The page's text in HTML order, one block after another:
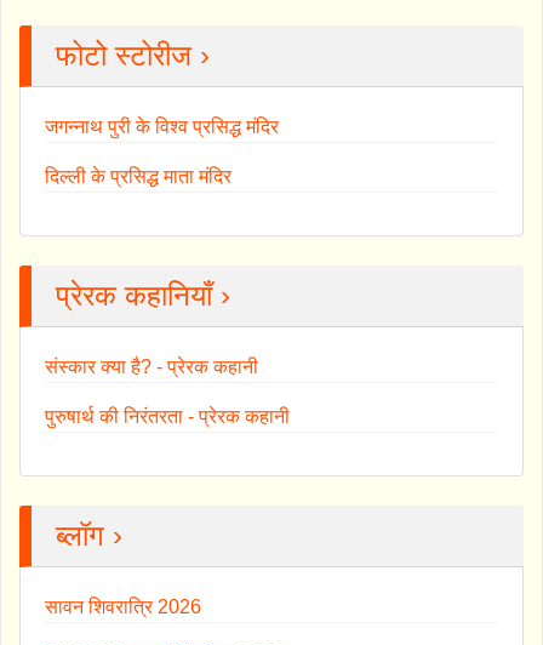
फोटो स्टोरीज ›
जगन्नाथ पुरी के विश्व प्रसिद्ध मंदिर
दिल्ली के प्रसिद्ध माता मंदिर
प्रेरक कहानियाँ ›
संस्कार क्या है? - प्रेरक कहानी
पुरुषार्थ की निरंतरता - प्रेरक कहानी
ब्लॉग ›
सावन शिवरात्रि 2026